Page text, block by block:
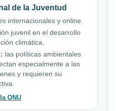
de la Juventud
internacionales y online.
juvenil en el desarrollo
climática.
las políticas ambientales
especialmente a las
y requieren su
ONU